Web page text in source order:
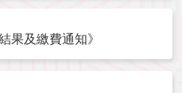
果及繳費通知》